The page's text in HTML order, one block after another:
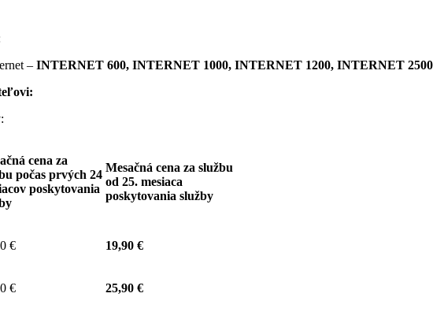
– INTERNET 600, INTERNET 1000, INTERNET 1200, INTERNET 2500
cena za
počas prvých 24
poskytovania
Mesačná cena za službu
od 25. mesiaca
poskytovania služby
€ 19,90 €
€ 25,90 €